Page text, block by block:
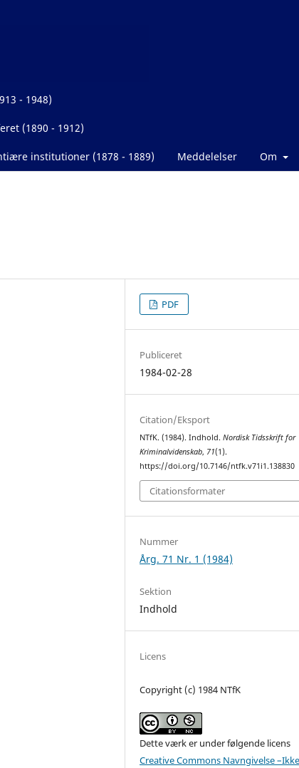
- 1948)
(1890 - 1912)
institutioner (1878 - 1889) Meddelelser Om
PDF
Publiceret
1984-02-28
Citation/Eksport
NTfK. (1984). Indhold.Nordisk Tidsskrift for
Kriminalvidenskab, 71(1).
https://doi.org/10.7146/ntfk.v71i1.138830
Citationsformater
Nummer
Årg. 71 Nr. 1 (1984)
Sektion
Indhold
Licens
Copyright (c) 1984 NTfK
Dette værk er under følgende licens
Creative Commons Navngivelse